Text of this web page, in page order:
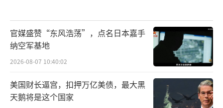
官媒盛赞“东风浩荡”，点名日本嘉手
纳空军基地
2026-08-07 10:40:02
美国财长逼宫，扣押万亿美债，最大黑
天鹅将是这个国家